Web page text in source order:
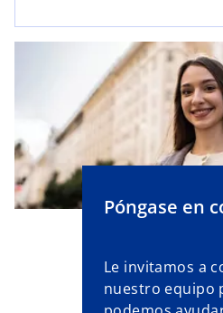
Póngase en
Le invitamos a
nuestro equipo